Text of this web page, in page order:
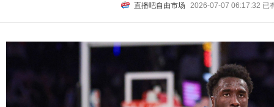
直播吧自由市场 2026-07-07 06:17:32 已